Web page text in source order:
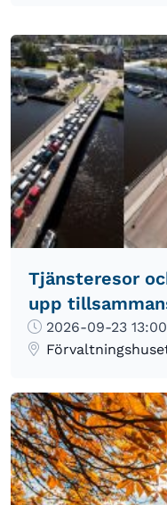
Tjänsteresor
upp
2026-09-23 13:00